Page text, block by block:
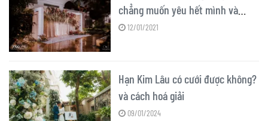
chẳng muốn yêu hết mình và
dành trọn tất cả cho người mình
12/01/2021
Hạn Kim Lâu có cưới được không?
và cách hoá giải
09/01/2024